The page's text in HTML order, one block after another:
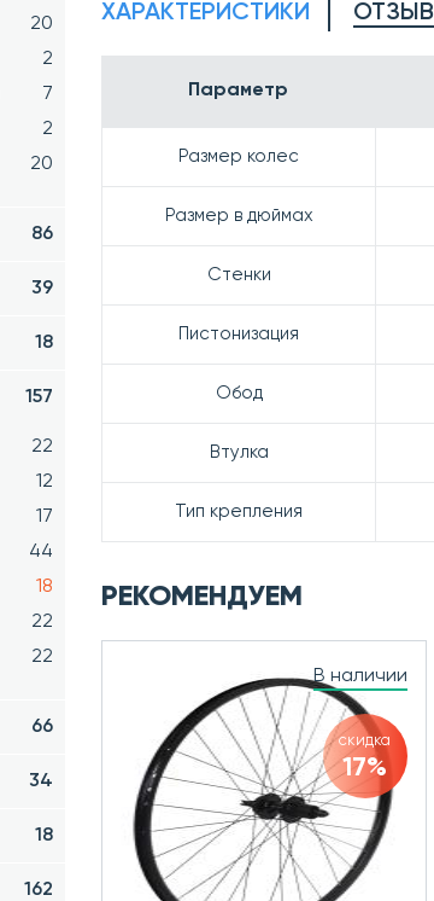
20
2
7
2
20
86
39
18
157
22
12
17
44
18
22
22
66
34
18
162
ХАРАКТЕРИСТИКИ
Параметр
Размер колес
Размер в дюймах
Стенки
Пистонизация
Обод
Втулка
Тип крепления
РЕКОМЕНДУЕМ
В наличии
скидка
17%